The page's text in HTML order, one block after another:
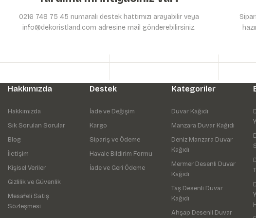
0216 748 75 45 numaralı destek hattımızı arayabilir veya
info@dekoristland.com adresine mail gönderebilirsiniz.
Hakkımızda
Hakkımızda
Sık Sorulan Sorular
Blog
İletişim
Kişisel Veriler
Gizlilik ve Güvenlik
Mesafeli Satış
Sözleşmesi
Destek
İade ve Değişim
Kargo
Sipariş ve Ödeme
Havale Bildirim Formu
İade ve Geri Ödeme
Kategoriler
Duvar Kağıdı
Manzara Duvar Kağıdı
Deniz Manzara Duvar
Kağıdı
Mermer Desenli Duvar
Kağıdı
Taş Desenli Duvar
Kağıdı
Ahşap Desenli Duvar